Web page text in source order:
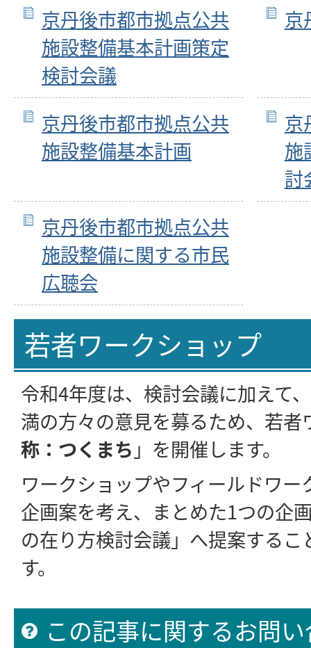
京丹後市都市拠点公共
施設整備基本計画策定
検討会議
京
京丹後市都市拠点公共
施設整備基本計画
京
施
討
京丹後市都市拠点公共
施設整備に関する市民
広聴会
若者ワークショップ
令和4年度は、検討会議に加えて
満の方々の意見を募るため、若者
称：つくまち 」を開催します。
ワークショップやフィールドワー
企画案を考え、まとめた1つの企
の在り方検討会議」へ提案するこ
す。
この記事に関するお問